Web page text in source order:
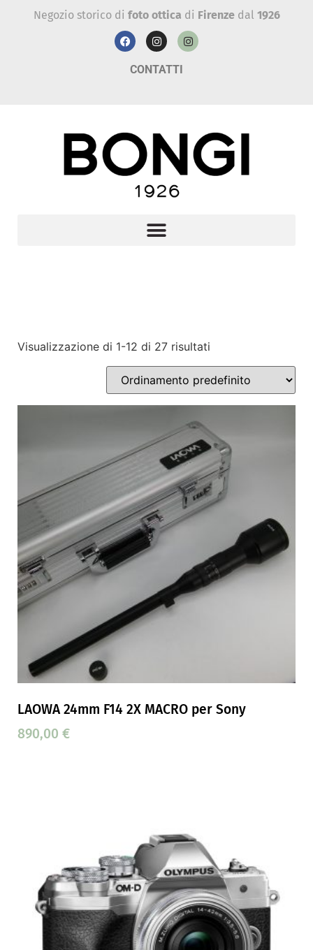
Negozio storico di foto ottica di Firenzedal 1926
CONTATTI
Visualizzazione di 1-12 di 27 risultati
LAOWA 24mm F14 2X MACRO per Sony
890,00 €